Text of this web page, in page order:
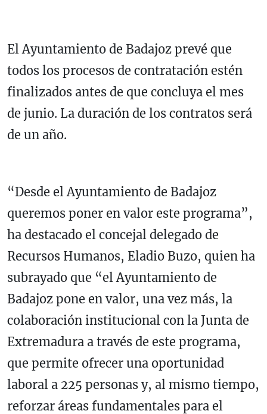
El Ayuntamiento de Badajoz prevé que
todos los procesos de contratación estén
finalizados antes de que concluya el mes
de junio. La duración de los contratos será
de un año.
“Desde el Ayuntamiento de Badajoz
queremos poner en valor este programa”,
ha destacado el concejal delegado de
Recursos Humanos, Eladio Buzo, quien ha
subrayado que “el Ayuntamiento de
Badajoz pone en valor, una vez más, la
colaboración institucional con la Junta de
Extremadura a través de este programa,
que permite ofrecer una oportunidad
laboral a 225 personas y, al mismo tiempo,
reforzar áreas fundamentales para el